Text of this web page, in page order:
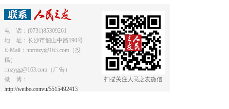
电 话：(0731)85309261
地 址：长沙市韶山中路190号
E-Mail：hnrmzy@163.com（投
稿）
rmzygg@163.com（广告）
微 博：
http://weibo.com/u/5515492413
扫描关注人民之友微信